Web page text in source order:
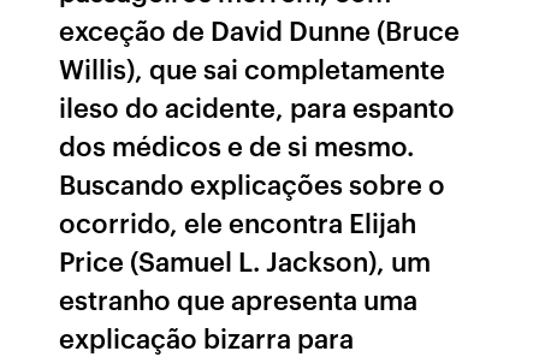
exceção de David Dunne (Bruce
Willis), que sai completamente
ileso do acidente, para espanto
dos médicos e de si mesmo.
Buscando explicações sobre o
ocorrido, ele encontra Elijah
Price (Samuel L. Jackson), um
estranho que apresenta uma
explicação bizarra para